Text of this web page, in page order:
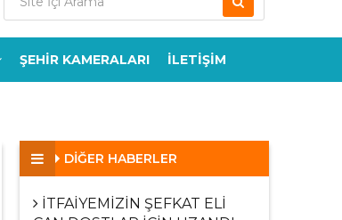
ŞEHİR KAMERALARI İLETİŞİM
DİĞER HABERLER
İTFAİYEMİZİN ŞEFKAT ELİ